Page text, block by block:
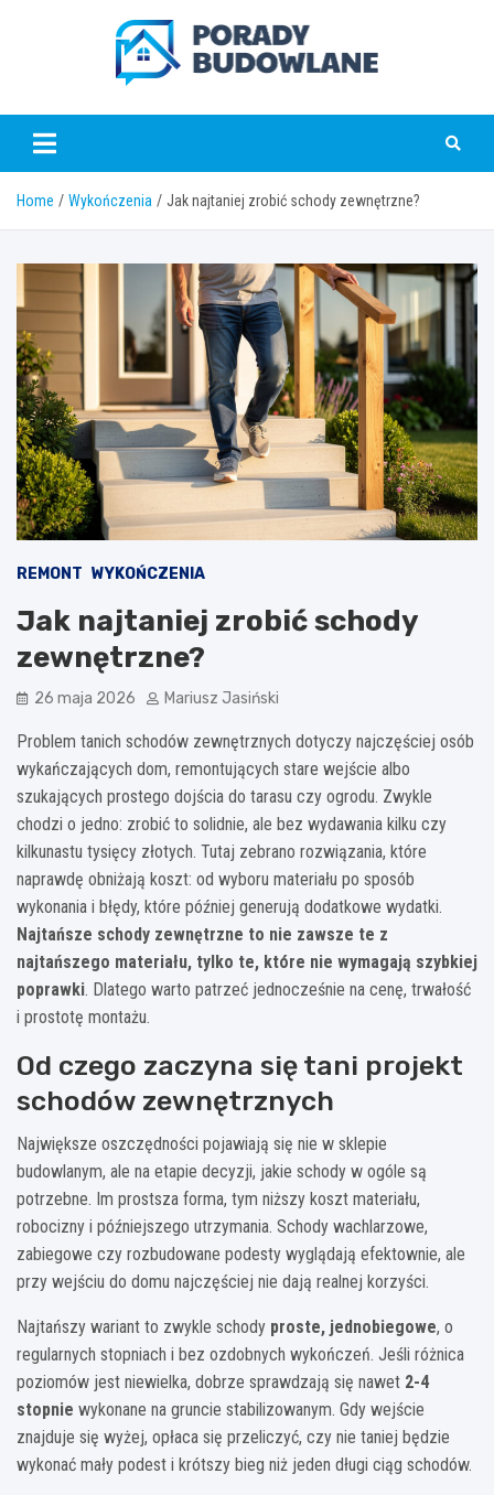
poradybudowlane.pl
Home Wykończenia Jak najtaniej zrobić schody zewnętrzne?
REMONT WYKOŃCZENIA
Jak najtaniej zrobić schody
zewnętrzne?
26 maja 2026 Mariusz Jasiński
Problem tanich schodów zewnętrznych dotyczy najczęściej osób
wykańczających dom, remontujących stare wejście albo
szukających prostego dojścia do tarasu czy ogrodu. Zwykle
chodzi o jedno: zrobić to solidnie, ale bez wydawania kilku czy
kilkunastu tysięcy złotych. Tutaj zebrano rozwiązania, które
naprawdę obniżają koszt: od wyboru materiału po sposób
wykonania i błędy, które później generują dodatkowe wydatki.
Najtańsze schody zewnętrzne to nie zawsze te z
najtańszego materiału, tylko te, które nie wymagają szybkiej
poprawki. Dlatego warto patrzeć jednocześnie na cenę, trwałość
i prostotę montażu.
Od czego zaczyna się tani projekt
schodów zewnętrznych
Największe oszczędności pojawiają się nie w sklepie
budowlanym, ale na etapie decyzji, jakie schody w ogóle są
potrzebne. Im prostsza forma, tym niższy koszt materiału,
robocizny i późniejszego utrzymania. Schody wachlarzowe,
zabiegowe czy rozbudowane podesty wyglądają efektownie, ale
przy wejściu do domu najczęściej nie dają realnej korzyści.
Najtańszy wariant to zwykle schody proste, jednobiegowe, o
regularnych stopniach i bez ozdobnych wykończeń. Jeśli różnica
poziomów jest niewielka, dobrze sprawdzają się nawet 2-4
stopnie wykonane na gruncie stabilizowanym. Gdy wejście
znajduje się wyżej, opłaca się przeliczyć, czy nie taniej będzie
wykonać mały podest i krótszy bieg niż jeden długi ciąg schodów.